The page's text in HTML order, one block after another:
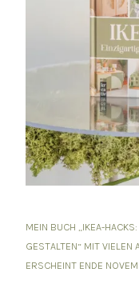
MEIN BUCH „IKEA-
GESTALTEN“ MIT VIELEN
ERSCHEINT ENDE